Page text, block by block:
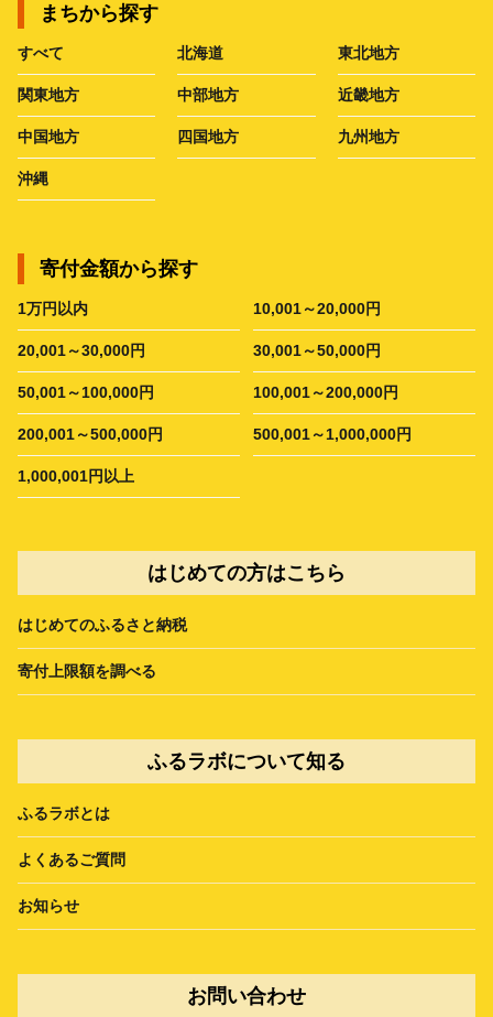
まちから探す
すべて 北海道 東北地方
関東地方 中部地方 近畿地方
中国地方 四国地方 九州地方
沖縄
寄付金額から探す
1万円以内 10,001～20,000円
20,001～30,000円 30,001～50,000円
50,001～100,000円 100,001～200,000円
200,001～500,000円 500,001～1,000,000円
1,000,001円以上
はじめての方はこちら
はじめてのふるさと納税
寄付上限額を調べる
ふるラボについて知る
ふるラボとは
よくあるご質問
お知らせ
お問い合わせ